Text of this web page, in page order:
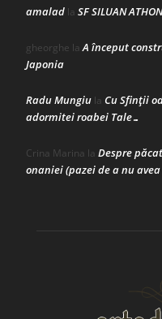
amalad la SF SILUAN
gheorghe laA început
Japonia
Radu Mungiu la Cu Sfinții
adormitei roabei Tale…
Crina Marina la Despre
onaniei (pazei de a nu